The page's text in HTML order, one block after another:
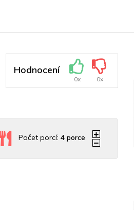
Hodnocení
0x 0x
Počet porcí:4 porce